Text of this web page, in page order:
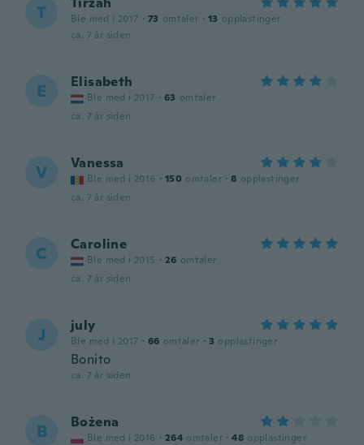
T Ble med i 2017 · 73 omtaler · 13 opplastinger
ca. 7 år siden
E Elisabeth
Ble med i 2017 · 63 omtaler
ca. 7 år siden
V Vanessa
Ble med i 2016 · 150 omtaler · 8 opplastinger
ca. 7 år siden
C Caroline
Ble med i 2015 · 26 omtaler
ca. 7 år siden
J july
Ble med i 2017 · 66 omtaler · 3 opplastinger
Bonito
ca. 7 år siden
B Bożena
Ble med i 2016 · 264 omtaler · 48 opplastinger